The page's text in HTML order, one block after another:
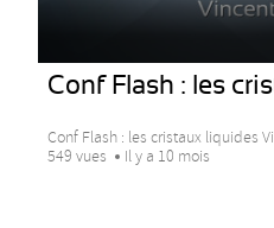
Conf Flash : les
Conf Flash : les cristaux liquides
549 vues
Il y a 10 mois